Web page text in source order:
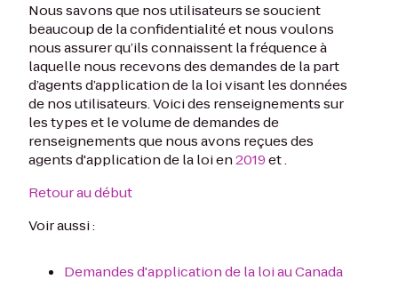
Nous savons que nos utilisateurs se soucient
beaucoup de la confidentialité et nous voulons
nous assurer qu’ils connaissent la fréquence à
laquelle nous recevons des demandes de la part
d’agents d’application de la loi visant les données
de nos utilisateurs. Voici des renseignements sur
les types et le volume de demandes de
renseignements que nous avons reçues des
agents d'application de la loi en2019et.
Retour au début
Voir aussi :
Demandes d'application de la loi au Canada